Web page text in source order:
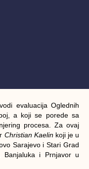
evaluacija Oglednih
a koji se porede sa
procesa. Za ovaj
Christian Kaelinkoji je u
Sarajevo i Stari Grad
i Prnjavor u